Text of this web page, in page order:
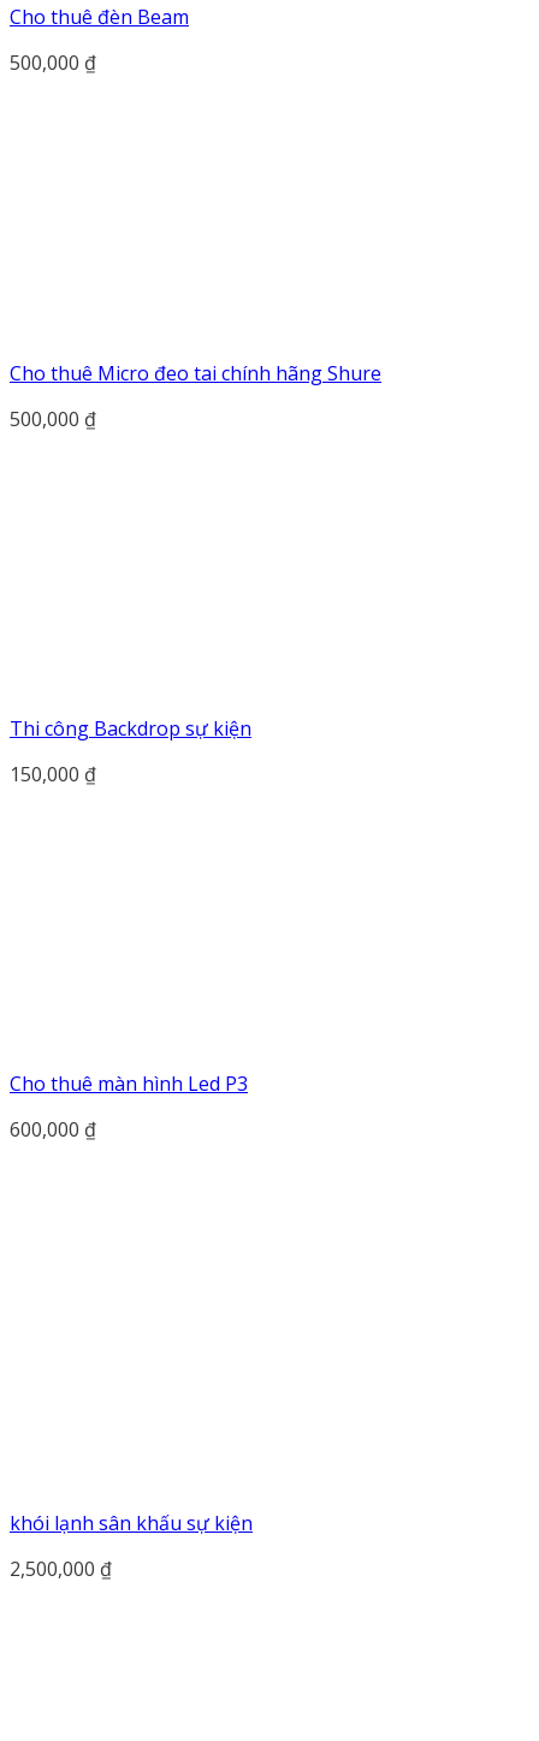
Cho thuê đèn Beam
500,000 ₫
Cho thuê Micro đeo tai chính hãng Shure
500,000 ₫
Thi công Backdrop sự kiện
150,000 ₫
Cho thuê màn hình Led P3
600,000 ₫
khói lạnh sân khấu sự kiện
2,500,000 ₫